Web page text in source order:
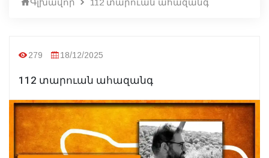
279 18/12/2025
112 տարուան ահազանգ